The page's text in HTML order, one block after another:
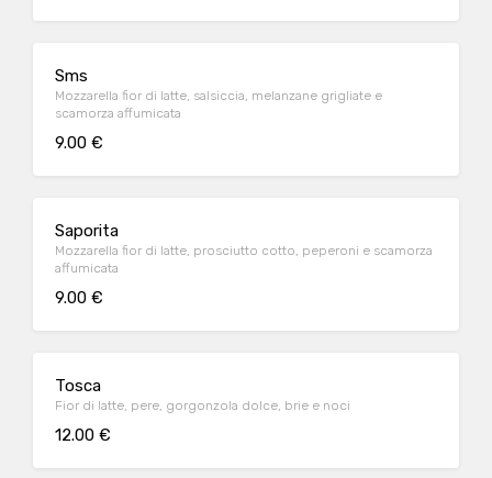
Sms
Mozzarella fior di latte, salsiccia, melanzane grigliate e
scamorza affumicata
9.00 €
Saporita
Mozzarella fior di latte, prosciutto cotto, peperoni e scamorza
affumicata
9.00 €
Tosca
Fior di latte, pere, gorgonzola dolce, brie e noci
12.00 €